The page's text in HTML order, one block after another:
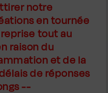
notre
en tournée
tout au
raison du
et de la
de réponses
--